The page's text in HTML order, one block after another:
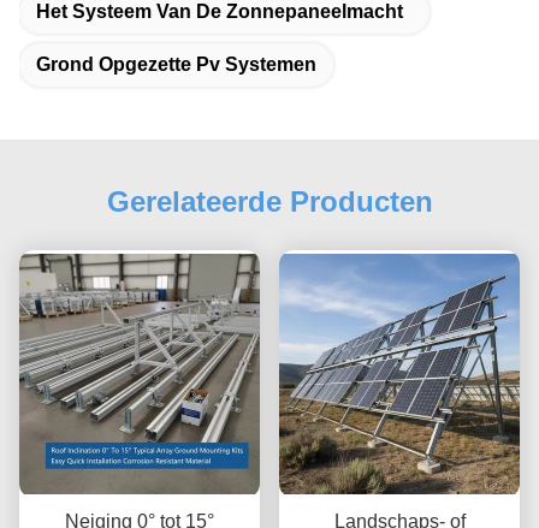
Het Systeem Van De Zonnepaneelmacht
Grond Opgezette Pv Systemen
Gerelateerde Producten
Neiging 0° tot 15°
Landschaps- of